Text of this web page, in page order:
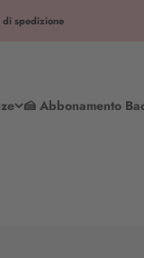
spedizione
🍰 Abbonamento